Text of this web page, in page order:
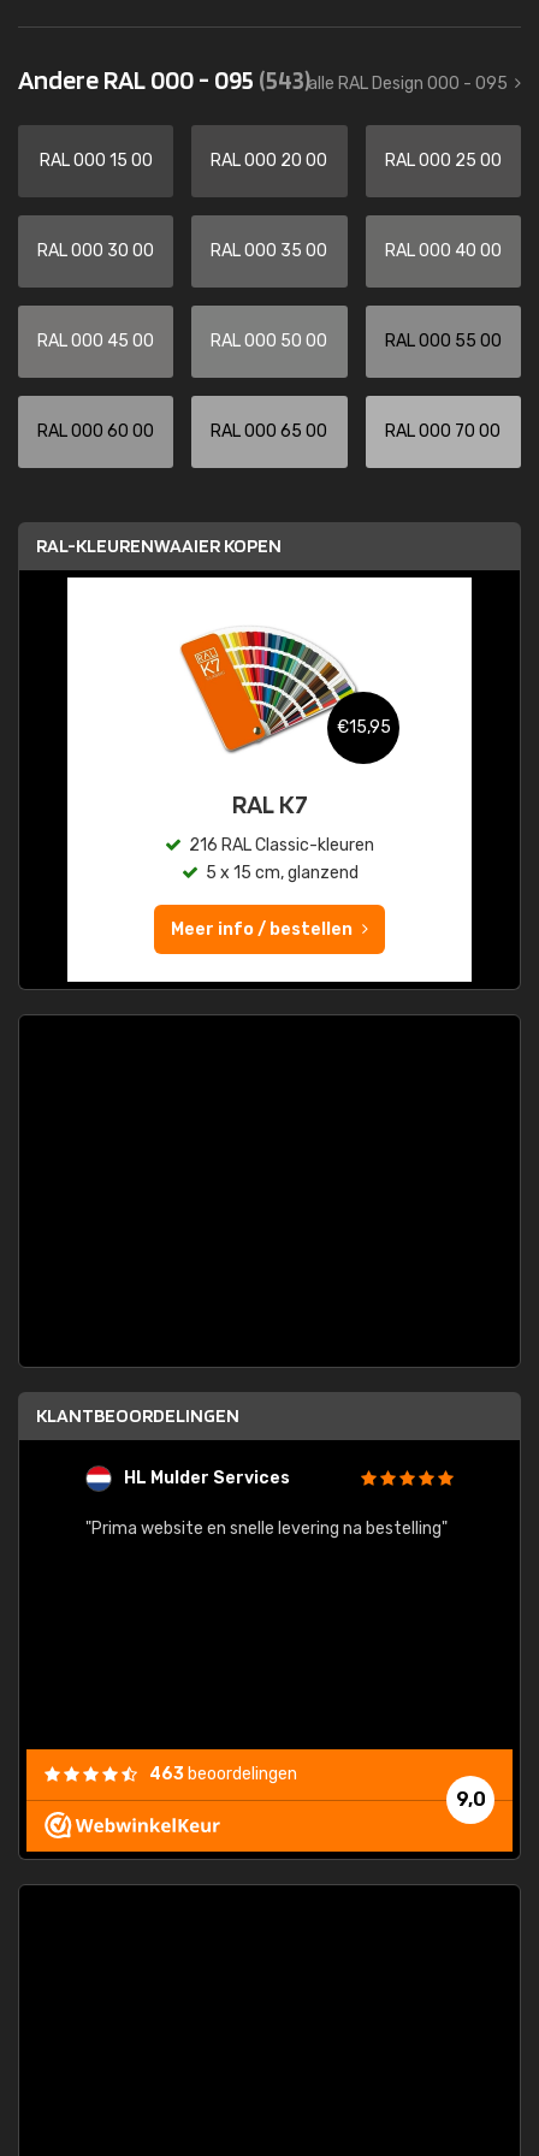
Andere RAL 000 - 095 (543)alle RAL Design 000 - 095
RAL 000 15 00 RAL 000 20 00 RAL 000 25 00
RAL 000 30 00 RAL 000 35 00 RAL 000 40 00
RAL 000 45 00 RAL 000 50 00 RAL 000 55 00
RAL 000 60 00 RAL 000 65 00 RAL 000 70 00
RAL-KLEURENWAAIER KOPEN
€15,95
RAL K7
216 RAL Classic-kleuren
5 x 15 cm, glanzend
Meer info / bestellen
KLANTBEOORDELINGEN
HL Mulder Services
"Prima website en snelle levering na bestelling"
9,0
463 beoordelingen